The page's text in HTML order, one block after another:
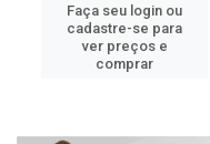
Faça seu login ou
cadastre-se para
ver preços e
comprar